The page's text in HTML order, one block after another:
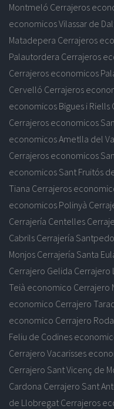
Montmeló Cerrajeros
economicos Vilassar de
Matadepera Cerrajeros
Palautordera Cerrajeros
Cerrajeros economicos
Cervelló Cerrajeros
economicos Bigues i Riells
Cerrajeros economicos
economicos Ametlla del
Cerrajeros economicos
economicos Sant Fruitós
Tiana Cerrajeros
economicos Polinyà
Cerrajería Centelles
Cabrils Cerrajería
Monjos Cerrajería Santa
Cerrajero Gelida Cerrajero
Teià economico Cerrajero
economico Cerrajero
economico Cerrajero
Feliu de Codines
Cerrajero Vacarisses
Cerrajero Sant Vicenç de
Cardona Cerrajero Sant
de Llobregat Cerrajeros